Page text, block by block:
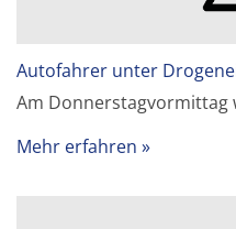
Autofahrer unter
Am Donnerstagvormittag
Mehr erfahren